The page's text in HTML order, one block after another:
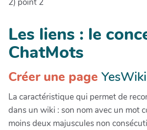
2) point 2
Les liens : le
ChatMots
Créer une page YesWiki
La caractéristique qui permet de
dans un wiki : son nom avec un mot
moins deux majuscules non